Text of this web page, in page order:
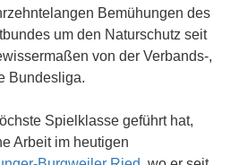
Bemühungen des
um den Naturschutz seit
von der Verbands-,
Bundesliga.
Spielklasse geführt hat,
Arbeit im heutigen